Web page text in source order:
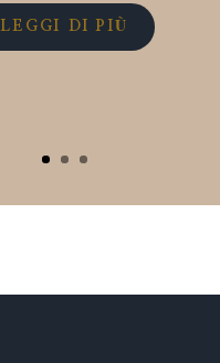
LEGGI DI PIÙ